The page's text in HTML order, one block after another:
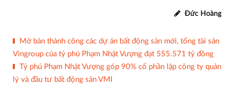
Đức Hoàng
Mở bán thành công các dự án bất động sản mới, tổng tài sản
Vingroup của tỷ phú Phạm Nhật Vượng đạt 555.571 tỷ đồng
Tỷ phú Phạm Nhật Vượng góp 90% cổ phần lập công ty quản
lý và đầu tư bất động sản VMI